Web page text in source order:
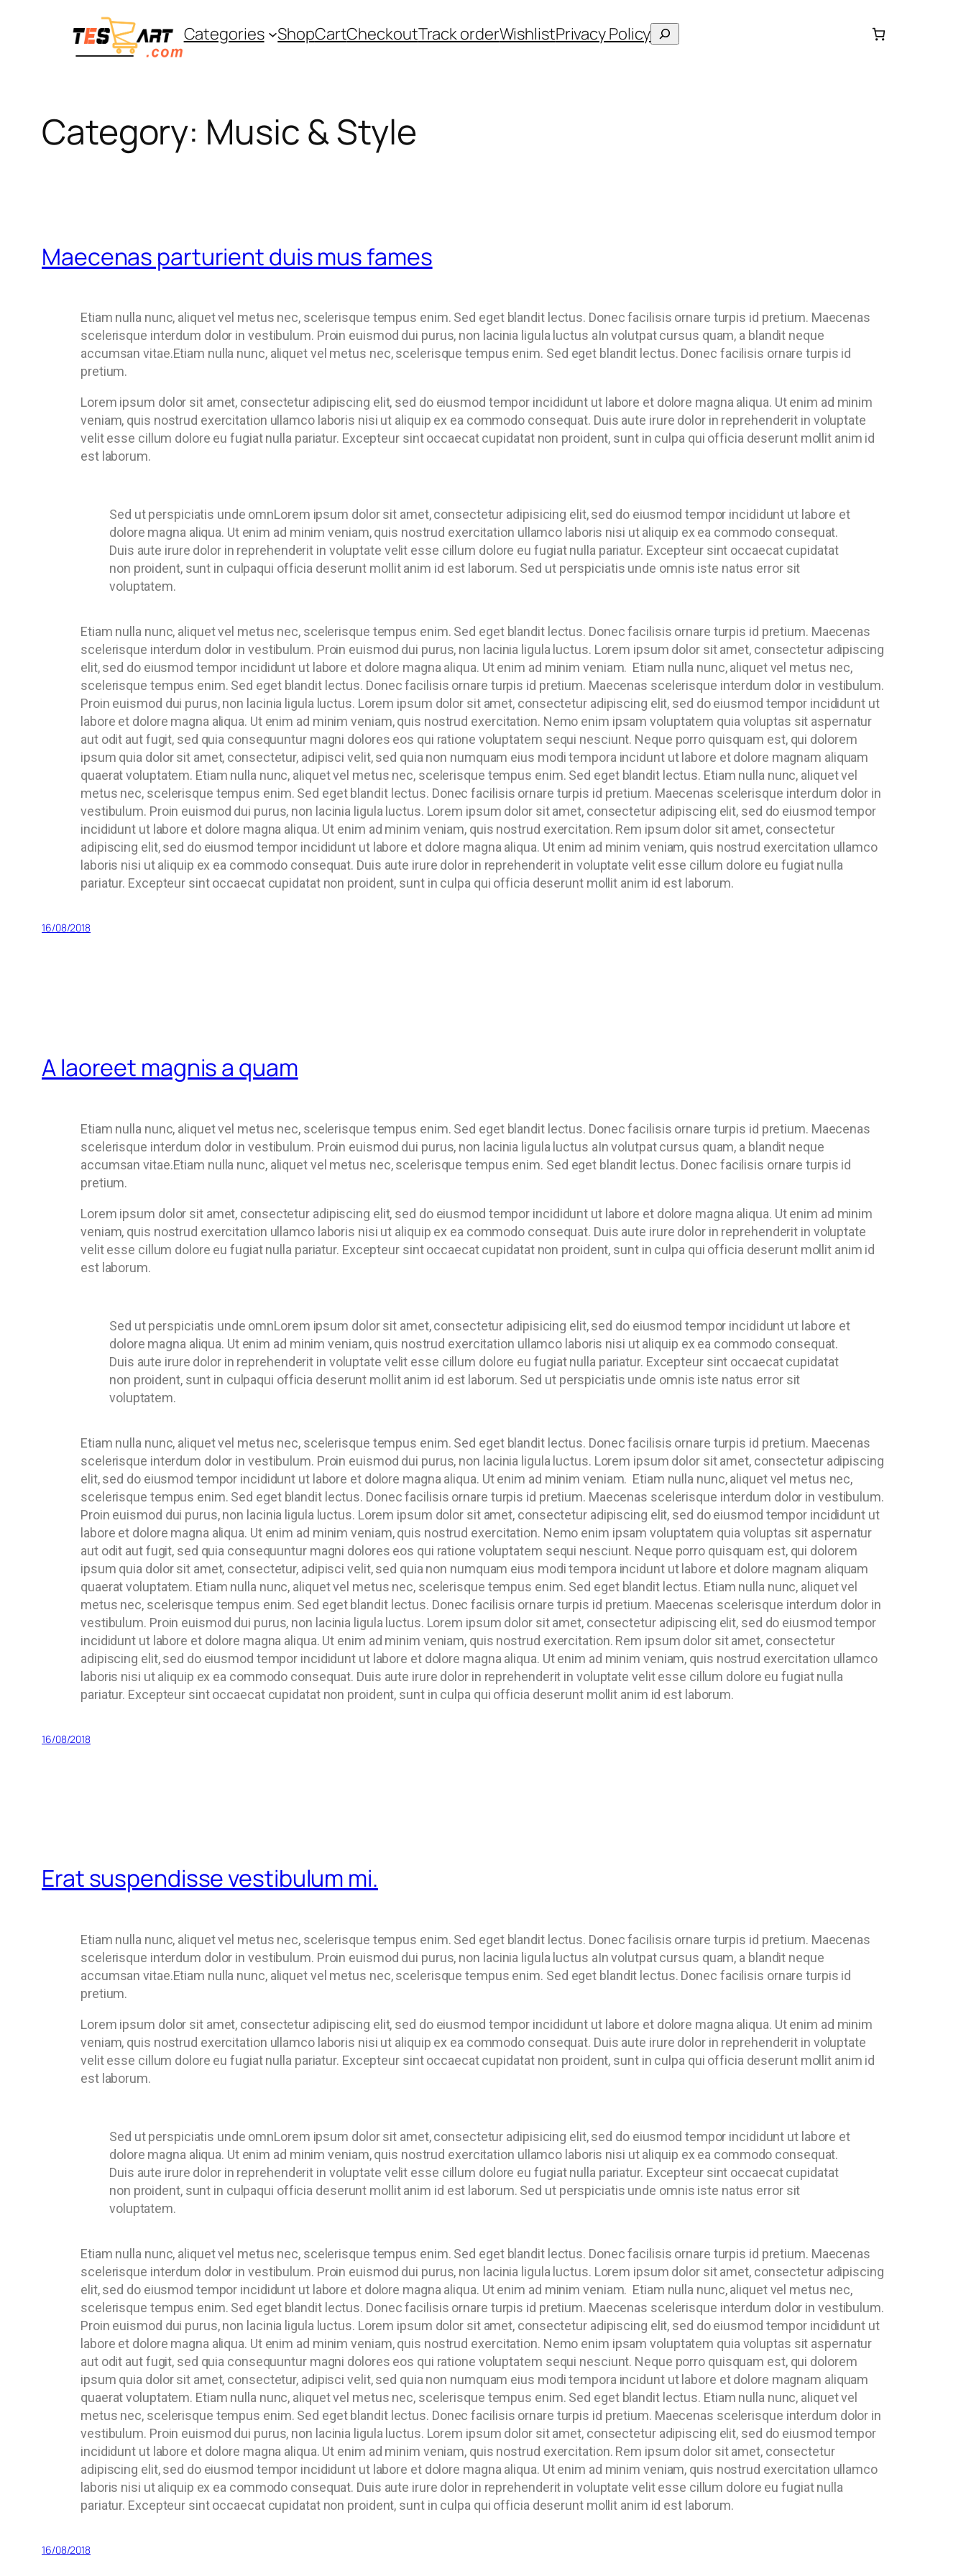
Categories ShopCartCheckoutTrack orderWishlistPrivacy Policy
Category: Music & Style
Maecenas parturient duis mus fames
Etiam nulla nunc, aliquet vel metus nec, scelerisque tempus enim. Sed eget blandit lectus. Donec facilisis ornare turpis id pretium. Maecenas
scelerisque interdum dolor in vestibulum. Proin euismod dui purus, non lacinia ligula luctus aIn volutpat cursus quam, a blandit neque
accumsan vitae.Etiam nulla nunc, aliquet vel metus nec, scelerisque tempus enim. Sed eget blandit lectus. Donec facilisis ornare turpis id
pretium.
Lorem ipsum dolor sit amet, consectetur adipiscing elit, sed do eiusmod tempor incididunt ut labore et dolore magna aliqua. Ut enim ad minim
veniam, quis nostrud exercitation ullamco laboris nisi ut aliquip ex ea commodo consequat. Duis aute irure dolor in reprehenderit in voluptate
velit esse cillum dolore eu fugiat nulla pariatur. Excepteur sint occaecat cupidatat non proident, sunt in culpa qui officia deserunt mollit anim id
est laborum.
Sed ut perspiciatis unde omnLorem ipsum dolor sit amet, consectetur adipisicing elit, sed do eiusmod tempor incididunt ut labore et
dolore magna aliqua. Ut enim ad minim veniam, quis nostrud exercitation ullamco laboris nisi ut aliquip ex ea commodo consequat.
Duis aute irure dolor in reprehenderit in voluptate velit esse cillum dolore eu fugiat nulla pariatur. Excepteur sint occaecat cupidatat
non proident, sunt in culpaqui officia deserunt mollit anim id est laborum. Sed ut perspiciatis unde omnis iste natus error sit
voluptatem.
Etiam nulla nunc, aliquet vel metus nec, scelerisque tempus enim. Sed eget blandit lectus. Donec facilisis ornare turpis id pretium. Maecenas
scelerisque interdum dolor in vestibulum. Proin euismod dui purus, non lacinia ligula luctus. Lorem ipsum dolor sit amet, consectetur adipiscing
elit, sed do eiusmod tempor incididunt ut labore et dolore magna aliqua. Ut enim ad minim veniam. Etiam nulla nunc, aliquet vel metus nec,
scelerisque tempus enim. Sed eget blandit lectus. Donec facilisis ornare turpis id pretium. Maecenas scelerisque interdum dolor in vestibulum.
Proin euismod dui purus, non lacinia ligula luctus. Lorem ipsum dolor sit amet, consectetur adipiscing elit, sed do eiusmod tempor incididunt ut
labore et dolore magna aliqua. Ut enim ad minim veniam, quis nostrud exercitation. Nemo enim ipsam voluptatem quia voluptas sit aspernatur
aut odit aut fugit, sed quia consequuntur magni dolores eos qui ratione voluptatem sequi nesciunt. Neque porro quisquam est, qui dolorem
ipsum quia dolor sit amet, consectetur, adipisci velit, sed quia non numquam eius modi tempora incidunt ut labore et dolore magnam aliquam
quaerat voluptatem. Etiam nulla nunc, aliquet vel metus nec, scelerisque tempus enim. Sed eget blandit lectus. Etiam nulla nunc, aliquet vel
metus nec, scelerisque tempus enim. Sed eget blandit lectus. Donec facilisis ornare turpis id pretium. Maecenas scelerisque interdum dolor in
vestibulum. Proin euismod dui purus, non lacinia ligula luctus. Lorem ipsum dolor sit amet, consectetur adipiscing elit, sed do eiusmod tempor
incididunt ut labore et dolore magna aliqua. Ut enim ad minim veniam, quis nostrud exercitation. Rem ipsum dolor sit amet, consectetur
adipiscing elit, sed do eiusmod tempor incididunt ut labore et dolore magna aliqua. Ut enim ad minim veniam, quis nostrud exercitation ullamco
laboris nisi ut aliquip ex ea commodo consequat. Duis aute irure dolor in reprehenderit in voluptate velit esse cillum dolore eu fugiat nulla
pariatur. Excepteur sint occaecat cupidatat non proident, sunt in culpa qui officia deserunt mollit anim id est laborum.
16/08/2018
A laoreet magnis a quam
Etiam nulla nunc, aliquet vel metus nec, scelerisque tempus enim. Sed eget blandit lectus. Donec facilisis ornare turpis id pretium. Maecenas
scelerisque interdum dolor in vestibulum. Proin euismod dui purus, non lacinia ligula luctus aIn volutpat cursus quam, a blandit neque
accumsan vitae.Etiam nulla nunc, aliquet vel metus nec, scelerisque tempus enim. Sed eget blandit lectus. Donec facilisis ornare turpis id
pretium.
Lorem ipsum dolor sit amet, consectetur adipiscing elit, sed do eiusmod tempor incididunt ut labore et dolore magna aliqua. Ut enim ad minim
veniam, quis nostrud exercitation ullamco laboris nisi ut aliquip ex ea commodo consequat. Duis aute irure dolor in reprehenderit in voluptate
velit esse cillum dolore eu fugiat nulla pariatur. Excepteur sint occaecat cupidatat non proident, sunt in culpa qui officia deserunt mollit anim id
est laborum.
Sed ut perspiciatis unde omnLorem ipsum dolor sit amet, consectetur adipisicing elit, sed do eiusmod tempor incididunt ut labore et
dolore magna aliqua. Ut enim ad minim veniam, quis nostrud exercitation ullamco laboris nisi ut aliquip ex ea commodo consequat.
Duis aute irure dolor in reprehenderit in voluptate velit esse cillum dolore eu fugiat nulla pariatur. Excepteur sint occaecat cupidatat
non proident, sunt in culpaqui officia deserunt mollit anim id est laborum. Sed ut perspiciatis unde omnis iste natus error sit
voluptatem.
Etiam nulla nunc, aliquet vel metus nec, scelerisque tempus enim. Sed eget blandit lectus. Donec facilisis ornare turpis id pretium. Maecenas
scelerisque interdum dolor in vestibulum. Proin euismod dui purus, non lacinia ligula luctus. Lorem ipsum dolor sit amet, consectetur adipiscing
elit, sed do eiusmod tempor incididunt ut labore et dolore magna aliqua. Ut enim ad minim veniam. Etiam nulla nunc, aliquet vel metus nec,
scelerisque tempus enim. Sed eget blandit lectus. Donec facilisis ornare turpis id pretium. Maecenas scelerisque interdum dolor in vestibulum.
Proin euismod dui purus, non lacinia ligula luctus. Lorem ipsum dolor sit amet, consectetur adipiscing elit, sed do eiusmod tempor incididunt ut
labore et dolore magna aliqua. Ut enim ad minim veniam, quis nostrud exercitation. Nemo enim ipsam voluptatem quia voluptas sit aspernatur
aut odit aut fugit, sed quia consequuntur magni dolores eos qui ratione voluptatem sequi nesciunt. Neque porro quisquam est, qui dolorem
ipsum quia dolor sit amet, consectetur, adipisci velit, sed quia non numquam eius modi tempora incidunt ut labore et dolore magnam aliquam
quaerat voluptatem. Etiam nulla nunc, aliquet vel metus nec, scelerisque tempus enim. Sed eget blandit lectus. Etiam nulla nunc, aliquet vel
metus nec, scelerisque tempus enim. Sed eget blandit lectus. Donec facilisis ornare turpis id pretium. Maecenas scelerisque interdum dolor in
vestibulum. Proin euismod dui purus, non lacinia ligula luctus. Lorem ipsum dolor sit amet, consectetur adipiscing elit, sed do eiusmod tempor
incididunt ut labore et dolore magna aliqua. Ut enim ad minim veniam, quis nostrud exercitation. Rem ipsum dolor sit amet, consectetur
adipiscing elit, sed do eiusmod tempor incididunt ut labore et dolore magna aliqua. Ut enim ad minim veniam, quis nostrud exercitation ullamco
laboris nisi ut aliquip ex ea commodo consequat. Duis aute irure dolor in reprehenderit in voluptate velit esse cillum dolore eu fugiat nulla
pariatur. Excepteur sint occaecat cupidatat non proident, sunt in culpa qui officia deserunt mollit anim id est laborum.
16/08/2018
Erat suspendisse vestibulum mi.
Etiam nulla nunc, aliquet vel metus nec, scelerisque tempus enim. Sed eget blandit lectus. Donec facilisis ornare turpis id pretium. Maecenas
scelerisque interdum dolor in vestibulum. Proin euismod dui purus, non lacinia ligula luctus aIn volutpat cursus quam, a blandit neque
accumsan vitae.Etiam nulla nunc, aliquet vel metus nec, scelerisque tempus enim. Sed eget blandit lectus. Donec facilisis ornare turpis id
pretium.
Lorem ipsum dolor sit amet, consectetur adipiscing elit, sed do eiusmod tempor incididunt ut labore et dolore magna aliqua. Ut enim ad minim
veniam, quis nostrud exercitation ullamco laboris nisi ut aliquip ex ea commodo consequat. Duis aute irure dolor in reprehenderit in voluptate
velit esse cillum dolore eu fugiat nulla pariatur. Excepteur sint occaecat cupidatat non proident, sunt in culpa qui officia deserunt mollit anim id
est laborum.
Sed ut perspiciatis unde omnLorem ipsum dolor sit amet, consectetur adipisicing elit, sed do eiusmod tempor incididunt ut labore et
dolore magna aliqua. Ut enim ad minim veniam, quis nostrud exercitation ullamco laboris nisi ut aliquip ex ea commodo consequat.
Duis aute irure dolor in reprehenderit in voluptate velit esse cillum dolore eu fugiat nulla pariatur. Excepteur sint occaecat cupidatat
non proident, sunt in culpaqui officia deserunt mollit anim id est laborum. Sed ut perspiciatis unde omnis iste natus error sit
voluptatem.
Etiam nulla nunc, aliquet vel metus nec, scelerisque tempus enim. Sed eget blandit lectus. Donec facilisis ornare turpis id pretium. Maecenas
scelerisque interdum dolor in vestibulum. Proin euismod dui purus, non lacinia ligula luctus. Lorem ipsum dolor sit amet, consectetur adipiscing
elit, sed do eiusmod tempor incididunt ut labore et dolore magna aliqua. Ut enim ad minim veniam. Etiam nulla nunc, aliquet vel metus nec,
scelerisque tempus enim. Sed eget blandit lectus. Donec facilisis ornare turpis id pretium. Maecenas scelerisque interdum dolor in vestibulum.
Proin euismod dui purus, non lacinia ligula luctus. Lorem ipsum dolor sit amet, consectetur adipiscing elit, sed do eiusmod tempor incididunt ut
labore et dolore magna aliqua. Ut enim ad minim veniam, quis nostrud exercitation. Nemo enim ipsam voluptatem quia voluptas sit aspernatur
aut odit aut fugit, sed quia consequuntur magni dolores eos qui ratione voluptatem sequi nesciunt. Neque porro quisquam est, qui dolorem
ipsum quia dolor sit amet, consectetur, adipisci velit, sed quia non numquam eius modi tempora incidunt ut labore et dolore magnam aliquam
quaerat voluptatem. Etiam nulla nunc, aliquet vel metus nec, scelerisque tempus enim. Sed eget blandit lectus. Etiam nulla nunc, aliquet vel
metus nec, scelerisque tempus enim. Sed eget blandit lectus. Donec facilisis ornare turpis id pretium. Maecenas scelerisque interdum dolor in
vestibulum. Proin euismod dui purus, non lacinia ligula luctus. Lorem ipsum dolor sit amet, consectetur adipiscing elit, sed do eiusmod tempor
incididunt ut labore et dolore magna aliqua. Ut enim ad minim veniam, quis nostrud exercitation. Rem ipsum dolor sit amet, consectetur
adipiscing elit, sed do eiusmod tempor incididunt ut labore et dolore magna aliqua. Ut enim ad minim veniam, quis nostrud exercitation ullamco
laboris nisi ut aliquip ex ea commodo consequat. Duis aute irure dolor in reprehenderit in voluptate velit esse cillum dolore eu fugiat nulla
pariatur. Excepteur sint occaecat cupidatat non proident, sunt in culpa qui officia deserunt mollit anim id est laborum.
16/08/2018